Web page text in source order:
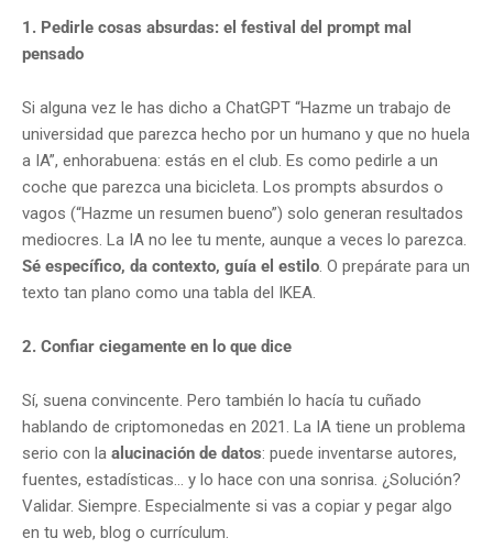
1. Pedirle cosas absurdas: el festival del prompt mal
pensado
Si alguna vez le has dicho a ChatGPT “Hazme un trabajo de
universidad que parezca hecho por un humano y que no huela
a IA”, enhorabuena: estás en el club. Es como pedirle a un
coche que parezca una bicicleta. Los prompts absurdos o
vagos (“Hazme un resumen bueno”) solo generan resultados
mediocres. La IA no lee tu mente, aunque a veces lo parezca.
Sé específico, da contexto, guía el estilo. O prepárate para un
texto tan plano como una tabla del IKEA.
2. Confiar ciegamente en lo que dice
Sí, suena convincente. Pero también lo hacía tu cuñado
hablando de criptomonedas en 2021. La IA tiene un problema
serio con la alucinación de datos: puede inventarse autores,
fuentes, estadísticas… y lo hace con una sonrisa. ¿Solución?
Validar. Siempre. Especialmente si vas a copiar y pegar algo
en tu web, blog o currículum.